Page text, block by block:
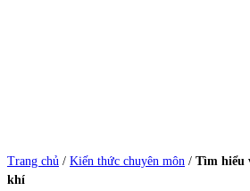
Trang chủ / Kiến thức chuyên môn / Tìm hiểu
khí